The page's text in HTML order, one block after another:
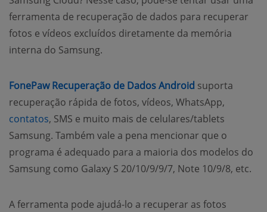
ferramenta de recuperação de dados para recuperar
fotos e vídeos excluídos diretamente da memória
interna do Samsung.
FonePaw Recuperação de Dados Android suporta
recuperação rápida de fotos, vídeos, WhatsApp,
contatos, SMS e muito mais de celulares/tablets
Samsung. Também vale a pena mencionar que o
programa é adequado para a maioria dos modelos do
Samsung como Galaxy S 20/10/9/9/7, Note 10/9/8, etc.
A ferramenta pode ajudá-lo a recuperar as fotos